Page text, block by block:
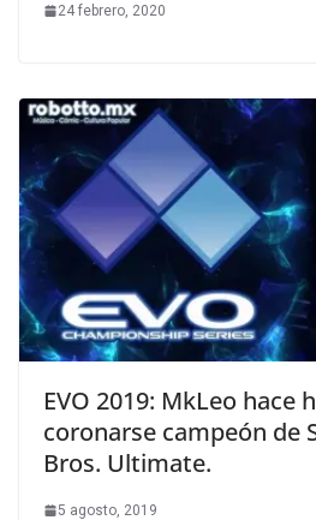
24 febrero, 2020
EVO 2019: MkLeo hace
coronarse campeón de
Bros. Ultimate.
5 agosto, 2019